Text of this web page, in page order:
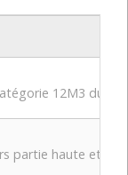
12M3 du
partie haute et